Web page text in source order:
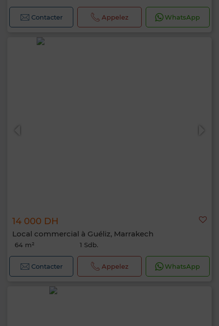
Contacter Appelez WhatsApp
14 000 DH
Local commercial à Guéliz, Marrakech
64 m² 1 Sdb.
Contacter Appelez WhatsApp